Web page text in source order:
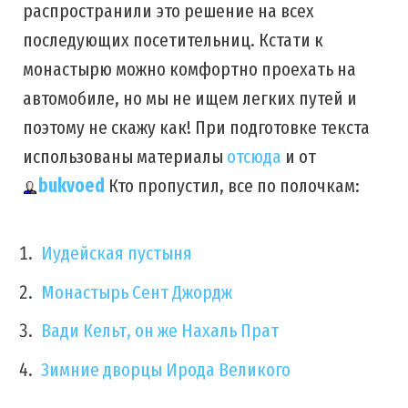
распространили это решение на всех
последующих посетительниц. Кстати к
монастырю можно комфортно проехать на
автомобиле, но мы не ищем легких путей и
поэтому не скажу как! При подготовке текста
использованы материалы отсюда и от
bukvoed Кто пропустил, все по полочкам:
Иудейская пустыня
Монастырь Сент Джордж
Вади Кельт, он же Нахаль Прат
Зимние дворцы Ирода Великого